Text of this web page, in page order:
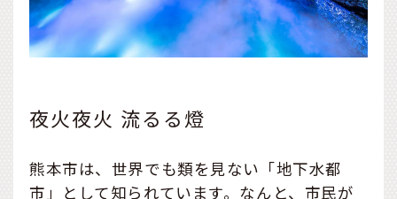
夜火夜火 流るる燈
熊本市は、世界でも類を見ない「地下水都
市」として知られています。なんと、市民が